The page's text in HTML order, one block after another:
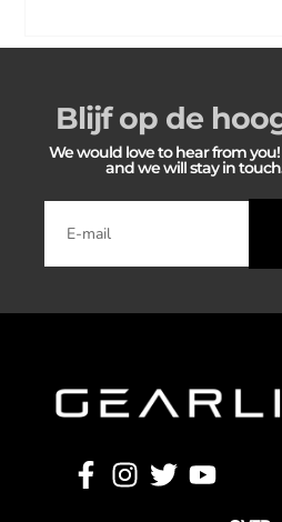
Blijf op de
We would love to hear from
and we will stay in